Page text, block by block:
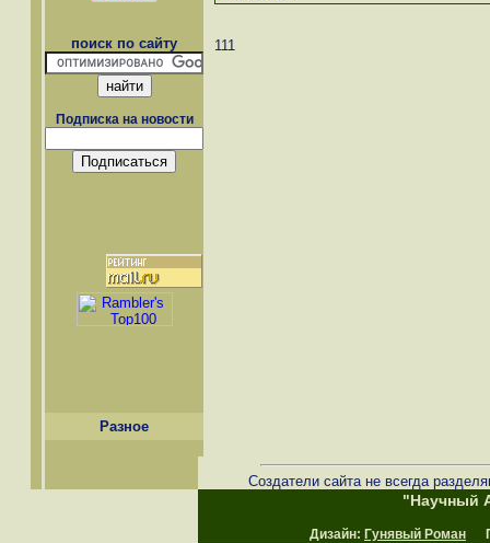
поиск по сайту
Подписка на новости
Разное
111
Создатели сайта не всегда
"Научный
Дизайн: Гунявый Роман